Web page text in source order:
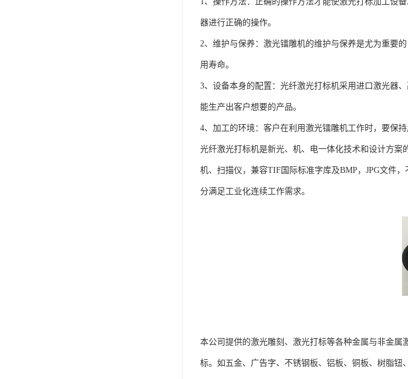
器进行正确的操作。
2、维护与保养：激光镭雕机的维护与保养是尤为重要
用寿命。
3、设备本身的配置：光纤激光打标机采用进口激光器
能生产出客户想要的产品。
4、加工的环境：客户在利用激光镭雕机工作时，要保
光纤激光打标机是新光、机、电一体化技术和设计方
机、扫描仪，兼容TIF国际标准字库及BMP，JPG文件
分满足工业化连续工作需求。
本公司提供的激光雕刻、激光打标等各种金属与非金属
标。如五金、广告字、不锈钢板、铝板、铜板、树脂